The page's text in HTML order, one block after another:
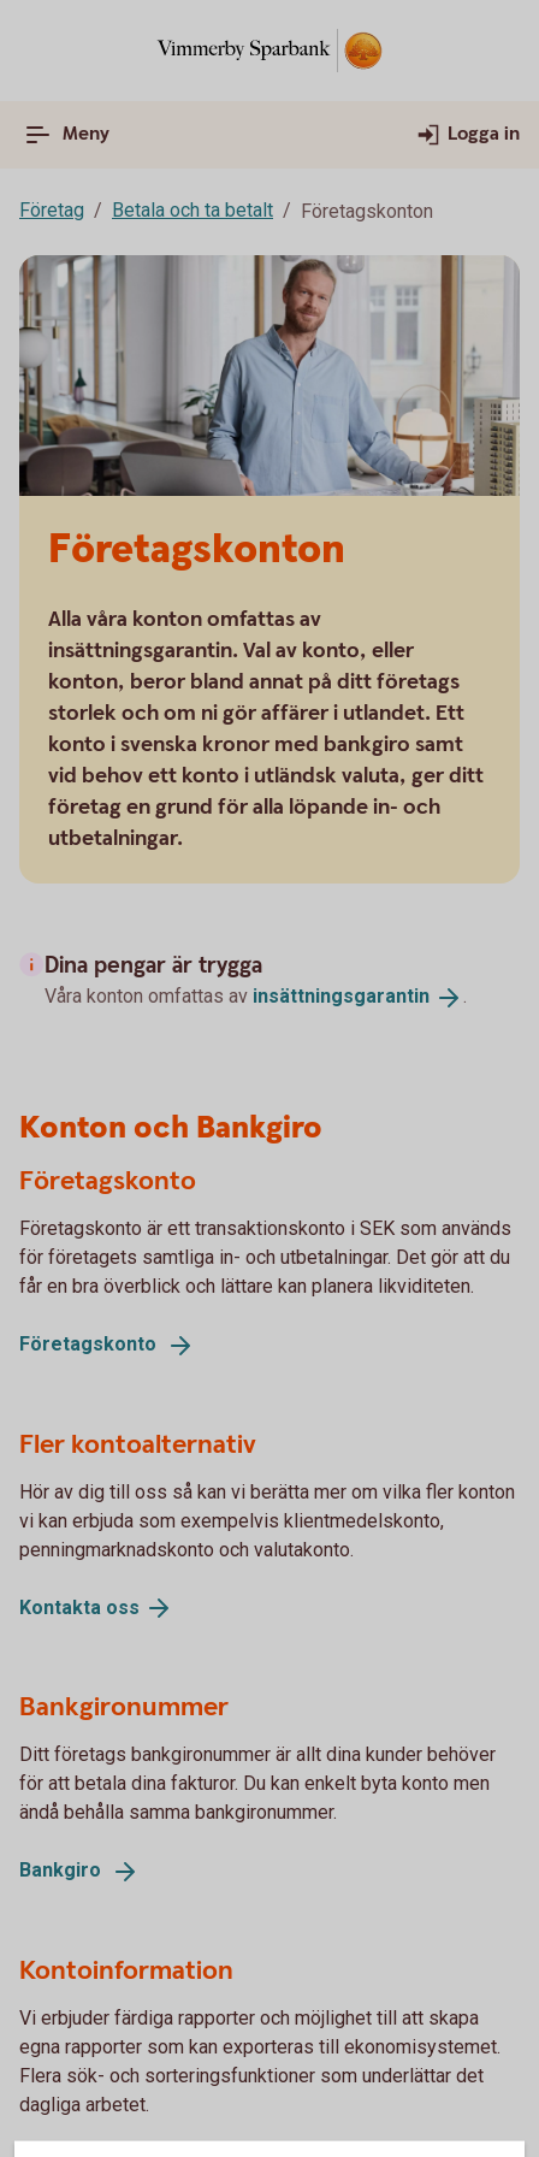
Meny Logga in
Företag Betala och ta betalt Företagskonton
Företagskonton
Alla våra konton omfattas av
insättningsgarantin. Val av konto, eller
konton, beror bland annat på ditt företags
storlek och om ni gör affärer i utlandet. Ett
konto i svenska kronor med bankgiro samt
vid behov ett konto i utländsk valuta, ger ditt
företag en grund för alla löpande in- och
utbetalningar.
Dina pengar är trygga
Våra konton omfattas av insättningsgarantin .
Konton och Bankgiro
Företagskonto
Företagskonto är ett transaktionskonto i SEK som används
för företagets samtliga in- och utbetalningar. Det gör att du
får en bra överblick och lättare kan planera likviditeten.
Företagskonto
Fler kontoalternativ
Hör av dig till oss så kan vi berätta mer om vilka fler konton
vi kan erbjuda som exempelvis klientmedelskonto,
penningmarknadskonto och valutakonto.
Kontakta oss
Bankgironummer
Ditt företags bankgironummer är allt dina kunder behöver
för att betala dina fakturor. Du kan enkelt byta konto men
ändå behålla samma bankgironummer.
Bankgiro
Kontoinformation
Vi erbjuder färdiga rapporter och möjlighet till att skapa
egna rapporter som kan exporteras till ekonomisystemet.
Flera sök- och sorteringsfunktioner som underlättar det
dagliga arbetet.